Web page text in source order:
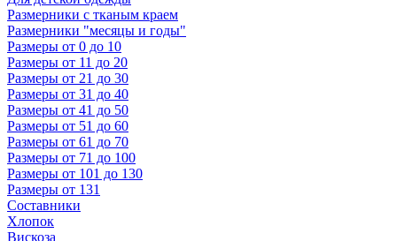
Размерники с тканым краем
Размерники "месяцы и годы"
Размеры от 0 до 10
Размеры от 11 до 20
Размеры от 21 до 30
Размеры от 31 до 40
Размеры от 41 до 50
Размеры от 51 до 60
Размеры от 61 до 70
Размеры от 71 до 100
Размеры от 101 до 130
Размеры от 131
Составники
Хлопок
Вискоза